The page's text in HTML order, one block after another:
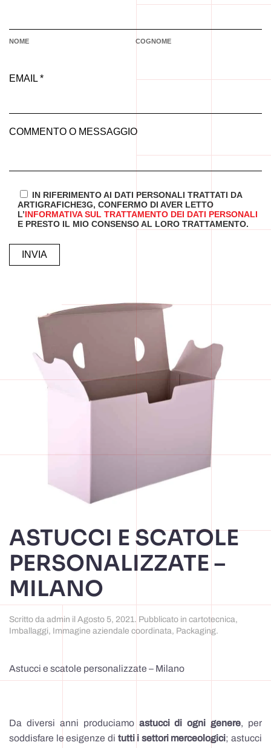
NOME COGNOME
EMAIL *
COMMENTO O MESSAGGIO
IN RIFERIMENTO AI DATI PERSONALI TRATTATI DA
ARTIGRAFICHE3G, CONFERMO DI AVER LETTO
L’INFORMATIVA SUL TRATTAMENTO DEI DATI PERSONALI
E PRESTO IL MIO CONSENSO AL LORO TRATTAMENTO.
ASTUCCI E SCATOLE
PERSONALIZZATE –
MILANO
Scritto da admin il Agosto 5, 2021. Pubblicato in cartotecnica,
Imballaggi, Immagine aziendale coordinata, Packaging.
Astucci e scatole personalizzate – Milano
Da diversi anni produciamo astucci di ogni genere, per
soddisfare le esigenze di tutti i settori merceologici; astucci